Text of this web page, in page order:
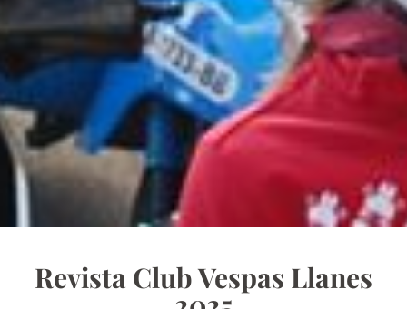
Revista Club Vespas Llanes